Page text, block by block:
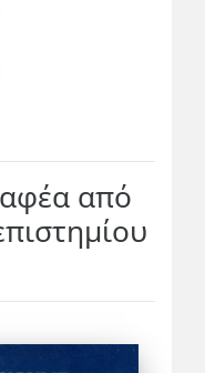
από